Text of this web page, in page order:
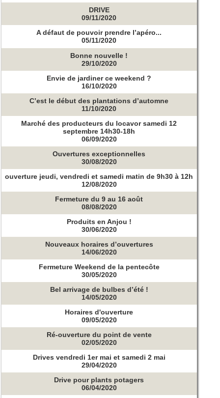
DRIVE
09/11/2020
A défaut de pouvoir prendre l’apéro...
05/11/2020
Bonne nouvelle !
29/10/2020
Envie de jardiner ce weekend ?
16/10/2020
C’est le début des plantations d’automne
11/10/2020
Marché des producteurs du locavor samedi 12
septembre 14h30-18h
06/09/2020
Ouvertures exceptionnelles
30/08/2020
ouverture jeudi, vendredi et samedi matin de 9h30 à 12h
12/08/2020
Fermeture du 9 au 16 août
08/08/2020
Produits en Anjou !
30/06/2020
Nouveaux horaires d’ouvertures
14/06/2020
Fermeture Weekend de la pentecôte
30/05/2020
Bel arrivage de bulbes d’été !
14/05/2020
Horaires d'ouverture
09/05/2020
Ré-ouverture du point de vente
02/05/2020
Drives vendredi 1er mai et samedi 2 mai
29/04/2020
Drive pour plants potagers
06/04/2020